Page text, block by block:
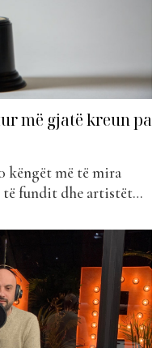
më gjatë kreun pa
këngët më të mira
fundit dhe artistët
e këngëve më të
publiku falë votave